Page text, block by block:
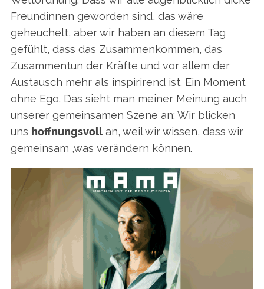
Freundinnen geworden sind, das wäre
geheuchelt, aber wir haben an diesem Tag
gefühlt, dass das Zusammenkommen, das
Zusammentun der Kräfte und vor allem der
Austausch mehr als inspirirend ist. Ein Moment
ohne Ego. Das sieht man meiner Meinung auch
unserer gemeinsamen Szene an: Wir blicken
uns hoffnungsvollan, weil wir wissen, dass wir
gemeinsam ‚was verändern können.